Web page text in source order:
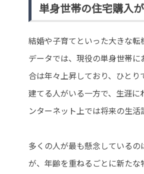
単身世帯の住宅購入
結婚や子育てといった大きな
データでは、現役の単身世帯
合は年々上昇しており、ひと
建てる人がいる一方で、生涯
ンターネット上では将来の生活
多くの人が最も懸念している
が、年齢を重ねるごとに新た